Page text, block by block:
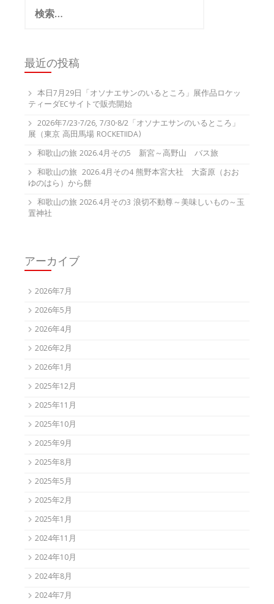
最近の投稿
本日7月29日「オソナエサンのいるところ」展作品ロケッ
ティーダECサイトで販売開始
2026年7/23-7/26, 7/30-8/2「オソナエサンのいるところ」
展（東京 高田馬場 ROCKETIIDA)
和歌山の旅 2026.4月その5 新宮～高野山 バス旅
和歌山の旅 2026.4月その4 熊野本宮大社 大斎原（おお
ゆのはら）から餅
和歌山の旅 2026.4月その3 浪切不動尊～美味しいもの～玉
置神社
アーカイブ
2026年7月
2026年5月
2026年4月
2026年2月
2026年1月
2025年12月
2025年11月
2025年10月
2025年9月
2025年8月
2025年5月
2025年2月
2025年1月
2024年11月
2024年10月
2024年8月
2024年7月